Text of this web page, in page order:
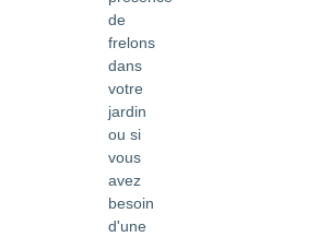
de
frelons
dans
votre
jardin
ou si
vous
avez
besoin
d'une